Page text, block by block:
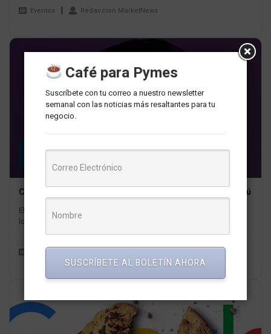
Eventos Redaccion MarketNews
Cómo el video publicitario impulsa el Ecommerce en Perú
El ecommerce en Perú ha experimentado un rápido crecimiento en
los últimos años debido a la pandemia de COVID-19 y...
Marketing y Publicidad
Café para Pymes
Suscríbete con tu correo a nuestro newsletter
semanal con las noticias más resaltantes para tu
negocio.
SUSCRÍBETE AL BOLETÍN AHORA